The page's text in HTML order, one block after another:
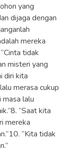
yang
dijaga dengan
mereka
tidak
misteri yang
diri kita
merasa cukup
masa lalu
“Saat kita
mereka
“Kita tidak